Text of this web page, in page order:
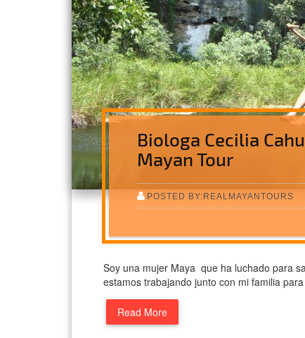
Biologa Cecilia
Mayan Tour
POSTED BY:REALMAYANTOURS
Soy una mujer Maya que ha luchado para
estamos trabajando junto con mi familia para
Read More